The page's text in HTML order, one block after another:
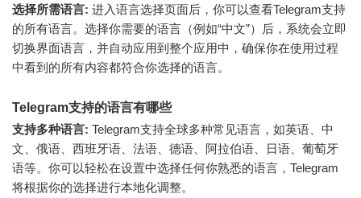
选择所需语言: 进入语言选择页面后，你可以查看Telegram支持
的所有语言。选择你需要的语言（例如“中文”）后，系统会立即
切换界面语言，并自动应用到整个应用中，确保你在使用过程
中看到的所有内容都符合你选择的语言。
Telegram支持的语言有哪些
支持多种语言: Telegram支持全球多种常见语言，如英语、中
文、俄语、西班牙语、法语、德语、阿拉伯语、日语、葡萄牙
语等。你可以轻松在设置中选择任何你熟悉的语言，Telegram
将根据你的选择进行本地化调整。